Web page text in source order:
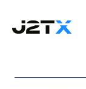
Blog